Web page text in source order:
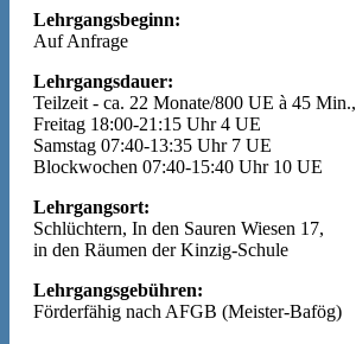
Lehrgangsbeginn:
Auf Anfrage
Lehrgangsdauer:
Teilzeit - ca. 22 Monate/800 UE à 45 Min.,
Freitag 18:00-21:15 Uhr 4 UE
Samstag 07:40-13:35 Uhr 7 UE
Blockwochen 07:40-15:40 Uhr 10 UE
Lehrgangsort:
Schlüchtern, In den Sauren Wiesen 17,
in den Räumen der Kinzig-Schule
Lehrgangsgebühren:
Förderfähig nach AFGB (Meister-Bafög)